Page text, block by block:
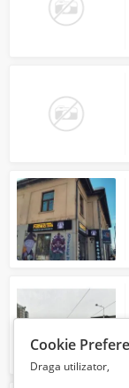
Cookie
Draga utilizator,